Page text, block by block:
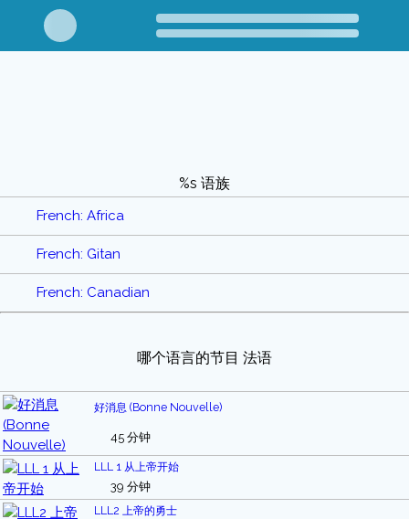
%s 语族
French: Africa
French: Gitan
French: Canadian
哪个语言的节目 法语
好消息 (Bonne Nouvelle)
45 分钟
LLL 1 从上帝开始
39 分钟
LLL2 上帝的勇士